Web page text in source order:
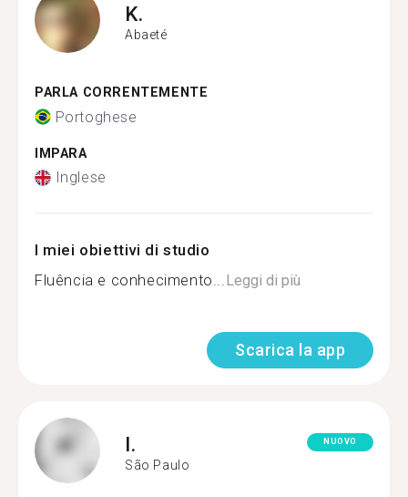
K.
Abaeté
PARLA CORRENTEMENTE
Portoghese
IMPARA
Inglese
I miei obiettivi di studio
Fluência e conhecimento...Leggi di più
Scarica la app
I.
São Paulo
NUOVO